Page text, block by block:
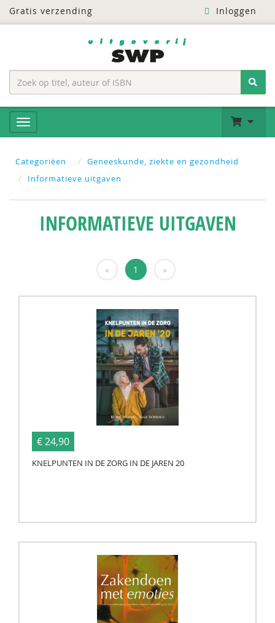
Gratis verzending Inloggen
Categoriëen
Geneeskunde, ziekte en gezondheid
Informatieve uitgaven
INFORMATIEVE UITGAVEN
« 1 »
€ 24,90
KNELPUNTEN IN DE ZORG IN DE JAREN 20